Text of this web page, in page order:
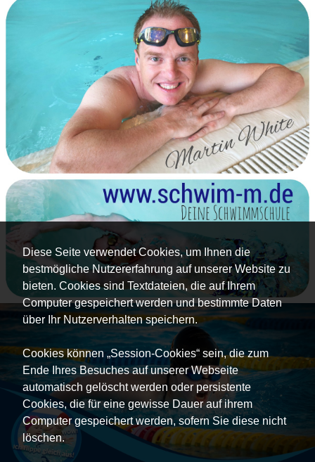
Diese Seite verwendet Cookies, um Ihnen die
bestmögliche Nutzererfahrung auf unserer Website zu
bieten. Cookies sind Textdateien, die auf Ihrem
Computer gespeichert werden und bestimmte Daten
über Ihr Nutzerverhalten speichern.
Cookies können „Session-Cookies“ sein, die zum
Ende Ihres Besuches auf unserer Webseite
automatisch gelöscht werden oder persistente
Cookies, die für eine gewisse Dauer auf ihrem
Computer gespeichert werden, sofern Sie diese nicht
löschen.